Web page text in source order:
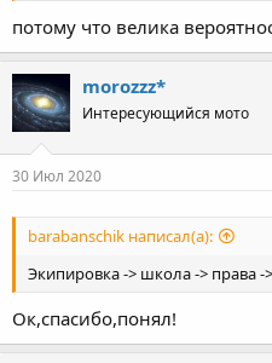
потому что велика
morozzz*
Интересующийся мото
30 Июл 2020
barabanschik написал(а):
Экипировка -> школа -> права
Ок,спасибо,понял!